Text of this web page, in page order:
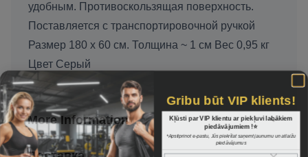
удобным. Противоскользящая поверхность.
Поставляется с транспортировочной ручкой
Размер 180 х 60 см. Толщина ~ 1 см Вес 0,95 кг
Цвет Серый
More Information
Gribu būt VIP klients!
Kļūsti par VIP klientu ar piekļuvi labākiem
piedāvājumiem !⭐
*Apstiprinot e-pastu, Jūs piekrītat saņemt jaunumu un atlaižu
piedāvājumus
Epasts